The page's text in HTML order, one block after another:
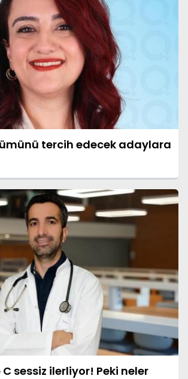
tercih edecek adaylara
sessiz ilerliyor! Peki neler